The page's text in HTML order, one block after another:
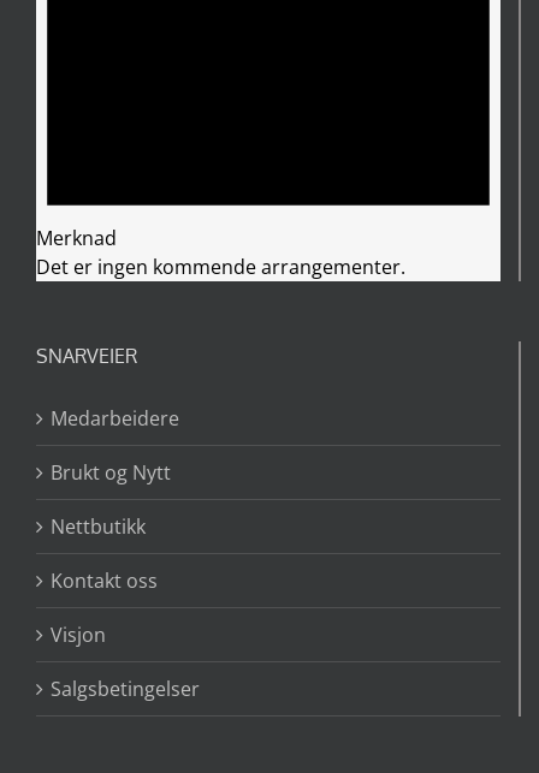
Merknad
Det er ingen kommende arrangementer.
SNARVEIER
Medarbeidere
Brukt og Nytt
Nettbutikk
Kontakt oss
Visjon
Salgsbetingelser